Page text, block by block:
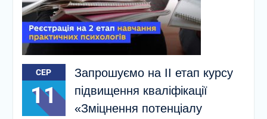
СЕР
11
Запрошуємо на ІІ етап курсу
підвищення кваліфікації
«Зміцнення потенціалу